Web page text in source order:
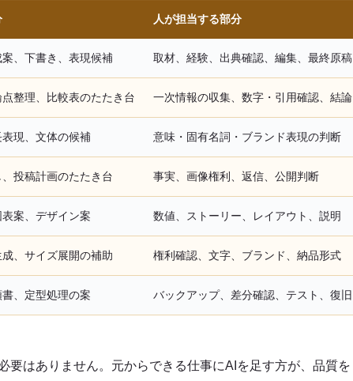
人が担当する部分
、下書き、表現候補 取材、経験、出典確認、編集、最終原稿
整理、比較表のたたき台 一次情報の収集、数字・引用確認、結論
現、文体の候補 意味・固有名詞・ブランド表現の判断
投稿計画のたたき台 事実、画像権利、返信、公開判断
案、デザイン案 数値、ストーリー、レイアウト、説明
、サイズ展開の補助 権利確認、文字、ブランド、納品形式
、定型処理の案 バックアップ、差分確認、テスト、復旧
要はありません。元からできる仕事にAIを足す方が、品質を